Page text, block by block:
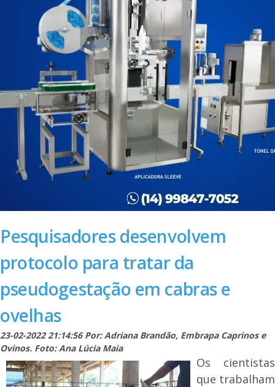
Pesquisadores desenvolvem
protocolo para tratar da
pseudogestação em cabras e
ovelhas
23-02-2022 21:14:56 Por: Adriana Brandão, Embrapa Caprinos e
Ovinos. Foto: Ana Lúcia Maia
Os cientistas
que trabalham